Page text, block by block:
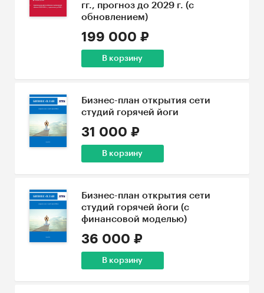
гг., прогноз до 2029 г. (с
обновлением)
199 000 ₽
В корзину
Бизнес-план открытия сети
студий горячей йоги
31 000 ₽
В корзину
Бизнес-план открытия сети
студий горячей йоги (с
финансовой моделью)
36 000 ₽
В корзину